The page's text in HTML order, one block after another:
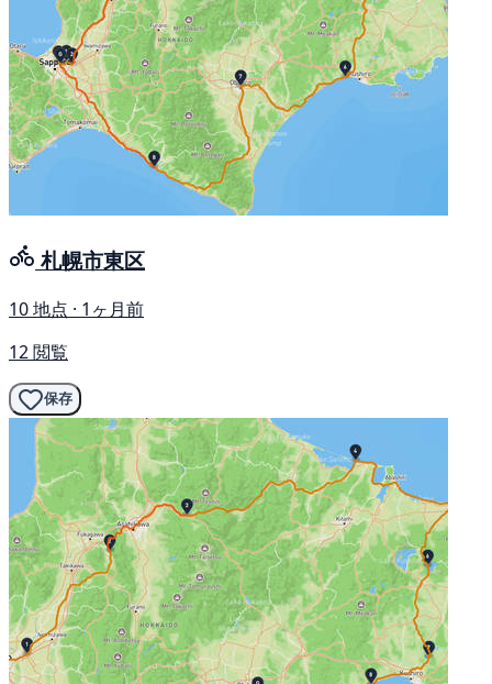
札幌市東区
10 地点 · 1ヶ月前
12 閲覧
保存